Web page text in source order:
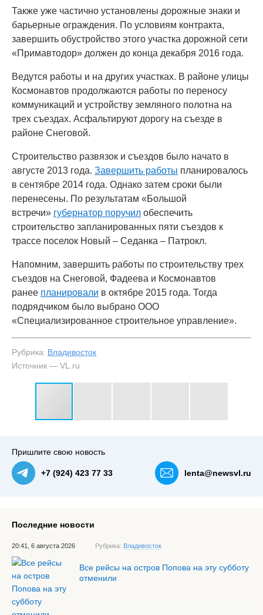
Также уже частично установлены дорожные знаки и
барьерные ограждения. По условиям контракта,
завершить обустройство этого участка дорожной сети
«Примавтодор» должен до конца декабря 2016 года.
Ведутся работы и на других участках. В районе улицы
Космонавтов продолжаются работы по переносу
коммуникаций и устройству земляного полотна на
трех съездах. Асфальтируют дорогу на съезде в
районе Снеговой.
Строительство развязок и съездов было начато в
августе 2013 года. Завершить работы планировалось
в сентябре 2014 года. Однако затем сроки были
перенесены. По результатам «Большой
встречи» губернатор поручил обеспечить
строительство запланированных пяти съездов к
трассе поселок Новый – Седанка – Патрокл.
Напомним, завершить работы по строительству трех
съездов на Снеговой, Фадеева и Космонавтов
ранее планировали в октябре 2015 года. Тогда
подрядчиком было выбрано ООО
«Специализированное строительное управление».
Рубрика: Владивосток
Источник — VL.ru
Пришлите свою новость
+7 (924) 423 77 33 lenta@newsvl.ru
Последние новости
20:41, 6 августа 2026 Рубрика: Владивосток
Все рейсы на остров Попова на эту субботу
отменили